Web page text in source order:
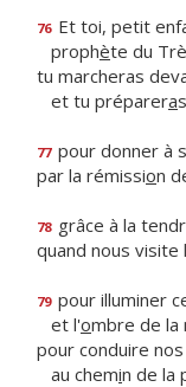
76 Et toi, petit
prophète du
tu marcheras
et tu préparera
77 pour donner à
par la rémission
78 grâce à la
quand nous visite
79 pour illuminer
et l'ombre de
pour conduire
au chemin de la